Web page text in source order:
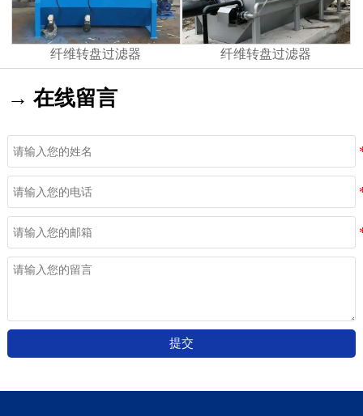
纤维转盘过滤器 纤维转盘过滤器
→ 在线留言
提交